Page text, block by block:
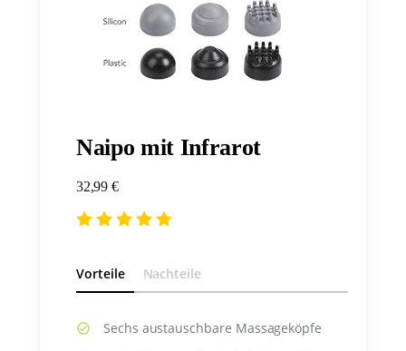
Naipo mit Infrarot
32,99 €
Vorteile Nachteile
Sechs austauschbare Massageköpfe